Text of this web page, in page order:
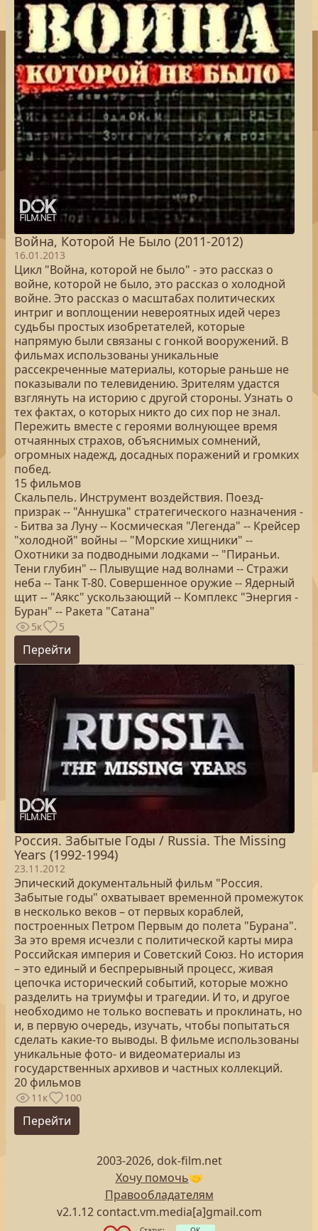
Война, Которой Не Было (2011-2012)
16.01.2013
Цикл "Война, которой не было" - это рассказ о
войне, которой не было, это рассказ о холодной
войне. Это рассказ о масштабах политических
интриг и воплощении невероятных идей через
судьбы простых изобретателей, которые
напрямую были связаны с гонкой вооружений. В
фильмах использованы уникальные
рассекреченные материалы, которые раньше не
показывали по телевидению. Зрителям удастся
взглянуть на историю с другой стороны. Узнать о
тех фактах, о которых никто до сих пор не знал.
Пережить вместе с героями волнующее время
отчаянных страхов, объяснимых сомнений,
огромных надежд, досадных поражений и громких
побед.
15 фильмов
Скальпель. Инструмент воздействия. Поезд-
призрак -- "Аннушка" стратегического назначения -
- Битва за Луну -- Космическая "Легенда" -- Крейсер
"холодной" войны -- "Морские хищники" --
Охотники за подводными лодками -- "Пираньи.
Тени глубин" -- Плывущие над волнами -- Стражи
неба -- Танк Т-80. Совершенное оружие -- Ядерный
щит -- "Аякс" ускользающий -- Комплекс "Энергия -
Буран" -- Ракета "Сатана"
5к 5
Перейти
Россия. Забытые Годы / Russia. The Missing
Years (1992-1994)
23.11.2012
Эпический документальный фильм "Россия.
Забытые годы" охватывает временной промежуток
в несколько веков – от первых кораблей,
построенных Петром Первым до полета "Бурана".
За это время исчезли с политической карты мира
Российская империя и Советский Союз. Но история
– это единый и беспрерывный процесс, живая
цепочка исторический событий, которые можно
разделить на триумфы и трагедии. И то, и другое
необходимо не только воспевать и проклинать, но
и, в первую очередь, изучать, чтобы попытаться
сделать какие-то выводы. В фильме использованы
уникальные фото- и видеоматериалы из
государственных архивов и частных коллекций.
20 фильмов
11к 100
Перейти
2003-2026, dok-film.net
Хочу помочь🤝
Правообладателям
v2.1.12 contact.vm.media[a]gmail.com